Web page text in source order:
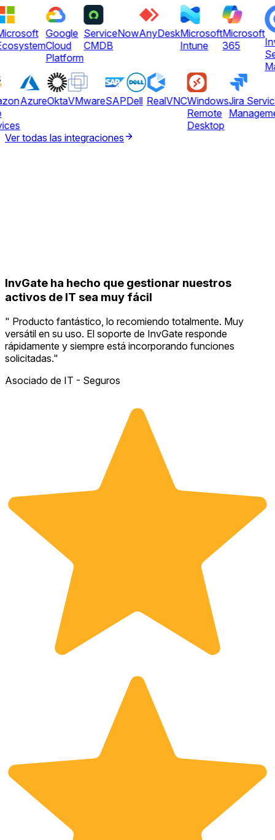
Google
Cloud
Platform
ServiceNow
CMDB
AnyDeskMicrosoft
Intune
Microsoft
365
AzureOktaVMwareSAPDell RealVNCWindows
Remote
Desktop
Jira
Ver todas las integraciones
InvGate ha hecho que gestionar nuestros
activos de IT sea muy fácil
" Producto fantástico, lo recomiendo totalmente. Muy
versátil en su uso. El soporte de InvGate responde
rápidamente y siempre está incorporando funciones
solicitadas."
Asociado de IT - Seguros